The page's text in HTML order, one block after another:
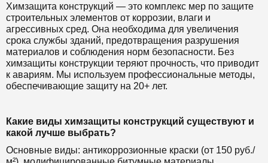
Химзащита конструкций — это комплекс мер по защите
строительных элементов от коррозии, влаги и
агрессивных сред. Она необходима для увеличения
срока службы зданий, предотвращения разрушения
материалов и соблюдения норм безопасности. Без
химзащиты конструкции теряют прочность, что приводит
к авариям. Мы используем профессиональные методы,
обеспечивающие защиту на 20+ лет.
Какие виды химзащиты конструкций существуют и
какой лучше выбрать?
Основные виды: антикоррозионные краски (от 150 руб./